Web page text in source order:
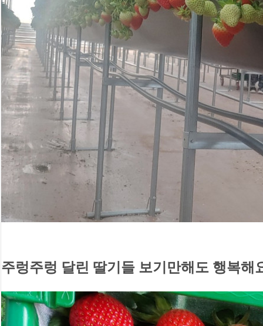
주렁주렁 달린 딸기들 보기만해도 행복해